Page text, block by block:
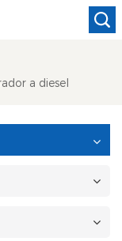
a diesel